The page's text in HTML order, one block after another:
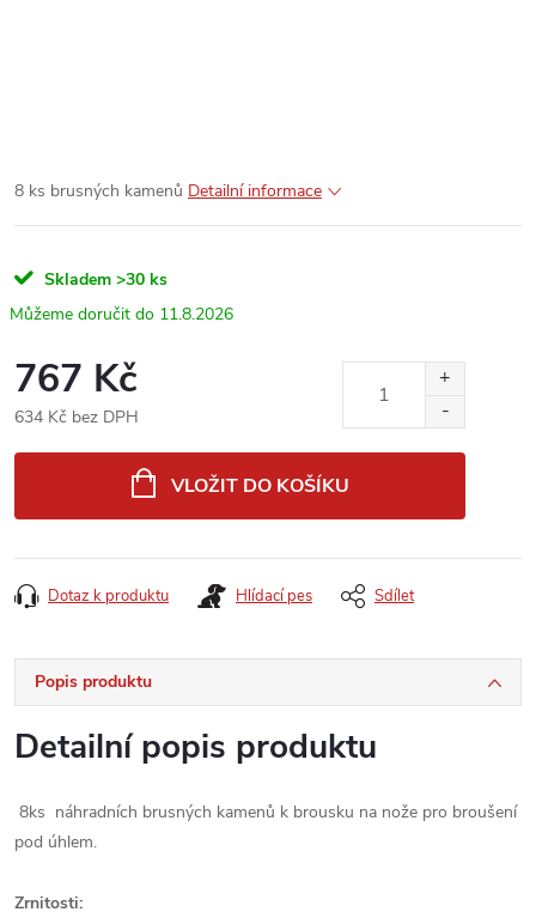
8 ks brusných kamenů Detailní informace
Skladem >30 ks
11.8.2026
767 Kč
634 Kč bez DPH
VLOŽIT DO KOŠÍKU
Dotaz k produktu Hlídací pes Sdílet
Popis produktu
Detailní popis produktu
8ks náhradních brusných kamenů k brousku na nože pro broušení
pod úhlem.
Zrnitosti: